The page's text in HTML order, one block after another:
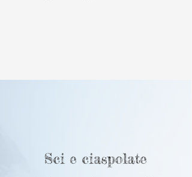
Sci e ciaspolate